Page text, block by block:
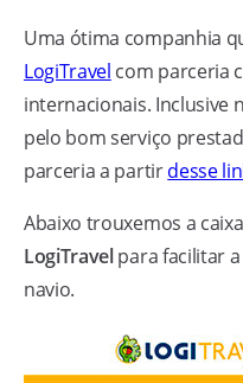
Uma ótima companhia
LogiTravel com parceria
internacionais. Inclusive
pelo bom serviço
parceria a partirdesse
Abaixo trouxemos a
LogiTravelpara facilitar
navio.